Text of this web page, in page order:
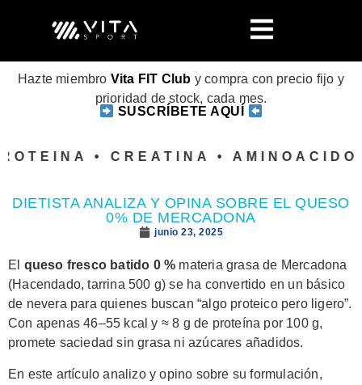
Hazte miembro Vita FIT Club y compra con precio fijo y
prioridad de stock, cada mes.
SUSCRÍBETE AQUÍ
• CREATINA •
DIETISTA ANALIZA Y OPINA SOBRE EL QUESO
0% DE MERCADONA
junio 23, 2025
El queso fresco batido 0 % materia grasa de Mercadona
(Hacendado, tarrina 500 g) se ha convertido en un básico
de nevera para quienes buscan “algo proteico pero ligero”.
Con apenas 46–55 kcal y ≈ 8 g de proteína por 100 g,
promete saciedad sin grasa ni azúcares añadidos.
En este artículo analizo y opino sobre su formulación,